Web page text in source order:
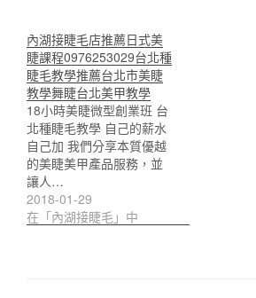
內湖接睫毛店推薦日式美
睫課程0976253029台北種
睫毛教學推薦台北市美睫
教學舞睫台北美甲教學
18小時美睫微型創業班 台
北種睫毛教學 自己的薪水
自己加 我們分享本質優越
的美睫美甲產品服務，並
讓人…
2018-01-29
在「內湖接睫毛」中